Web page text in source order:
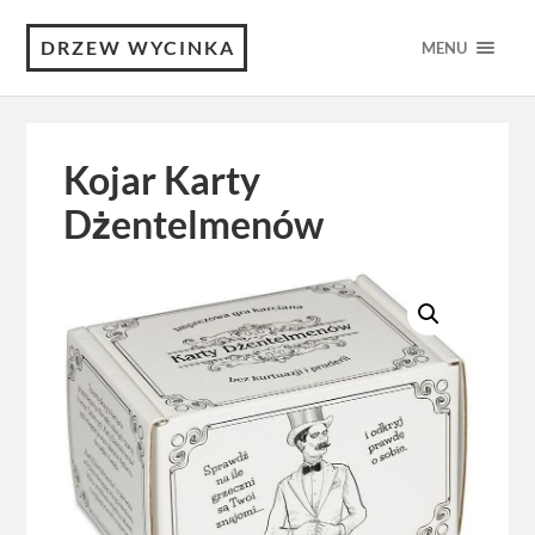
DRZEW WYCINKA MENU
Kojar Karty
Dżentelmenów